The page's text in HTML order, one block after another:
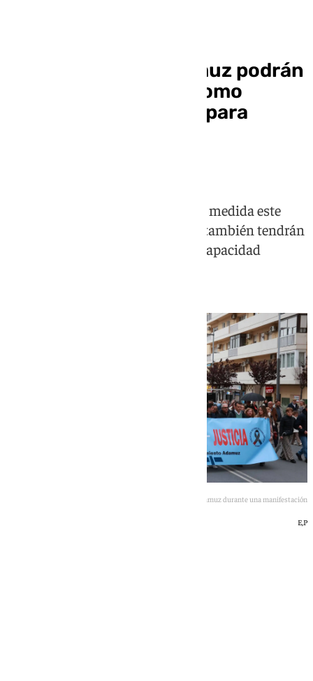
Las víctimas de Adamuz podrán
acreditar el suceso como
accidente de trabajo para
El Pleno del Congreso aprobó esta medida este
miércoles por la que las víctimas también tendrán
más opciones de pensiones de incapacidad
La Asociación de Víctimas de Adamuz durante una manifestación
E,P